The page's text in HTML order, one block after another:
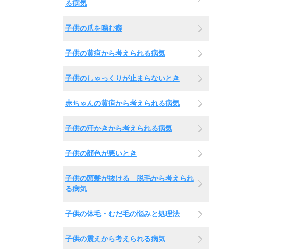
る病気
子供の爪を噛む癖
子供の黄疸から考えられる病気
子供のしゃっくりが止まらないとき
赤ちゃんの黄疸から考えられる病気
子供の汗かきから考えられる病気
子供の顔色が悪いとき
子供の頭髪が抜ける 脱毛から考えられ
る病気
子供の体毛・むだ毛の悩みと処理法
子供の震えから考えられる病気